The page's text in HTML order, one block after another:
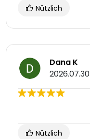
Nützlich
Dana K
2026.07.30
Nützlich